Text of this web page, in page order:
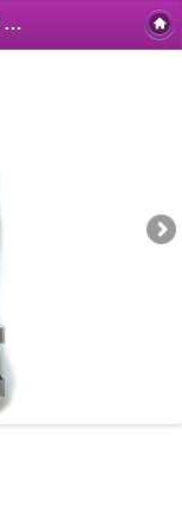
SESSYA Lightweight 4 Sinker holder working